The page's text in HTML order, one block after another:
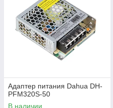
Адаптер питания Dahua DH-
PFM320S-50
В наличии